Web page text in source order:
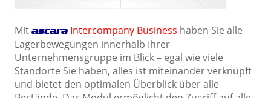
Mit ascara Intercompany Business haben Sie alle
Lagerbewegungen innerhalb Ihrer
Unternehmensgruppe im Blick – egal wie viele
Standorte Sie haben, alles ist miteinander verknüpft
und bietet den optimalen Überblick über alle